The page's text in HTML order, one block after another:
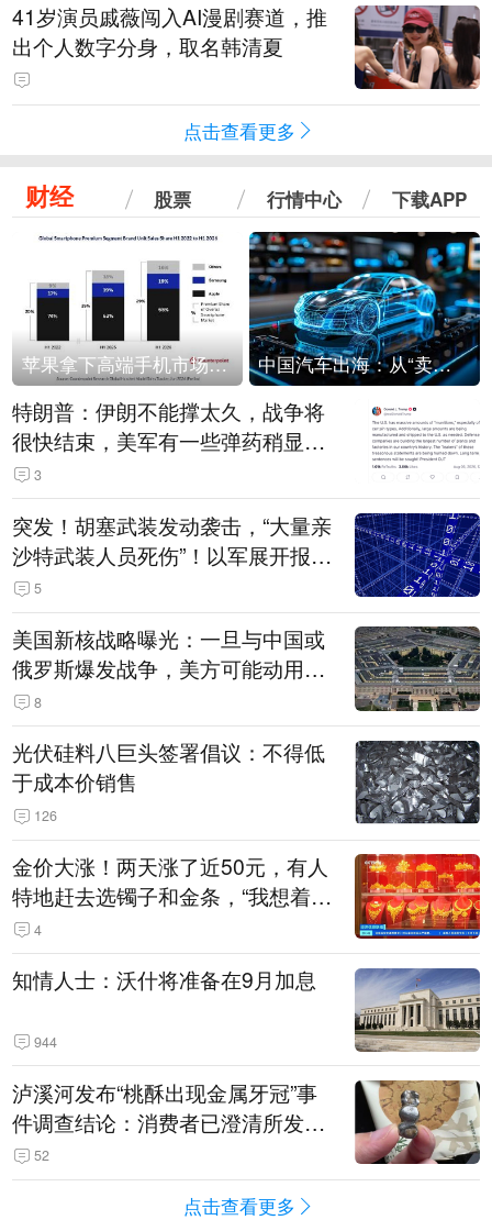
41岁演员戚薇闯入AI漫剧赛道，推
出个人数字分身，取名韩清夏
点击查看更多
财经 股票 行情中心 下载APP
苹果拿下高端手机市场65%的份额：iPhone 17系列功不可没 中国汽车出海：从“卖出去”到“走进去”
特朗普：伊朗不能撑太久，战争将
很快结束，美军有一些弹药稍显紧
张！伊朗公布拟议的海峡管理文本
3
突发！胡塞武装发动袭击，“大量亲
沙特武装人员死伤”！以军展开报复
性空袭
5
美国新核战略曝光：一旦与中国或
俄罗斯爆发战争，美方可能动用战
术核武器
8
光伏硅料八巨头签署倡议：不得低
于成本价销售
126
金价大涨！两天涨了近50元，有人
特地赶去选镯子和金条，“我想着买
起来可以保值，小批量进一些货”
4
知情人士：沃什将准备在9月加息
944
泸溪河发布“桃酥出现金属牙冠”事
件调查结论：消费者已澄清所发视
频情况不属实
52
点击查看更多